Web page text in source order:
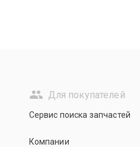
Для покупателей
Сервис поиска запчастей
Компании